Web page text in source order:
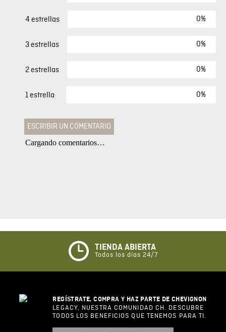
4 estrellas 0%
3 estrellas 0%
2 estrellas 0%
1 estrella 0%
ESCRIBIR UN COMENTARIO
Califique el producto de 1 a 5 estrellas
★☆ ☆
Su nombre
Correo electrónico
Cargando comentarios…
TIENDA ABIERTA
Todos los días 24/7
REGÍSTRATE, COMPRA Y HAZ PARTE DE CHEVIGNON
LEGACY, NUESTRA COMUNIDAD CH. DESCUBRE
TODOS LOS BENEFICIOS QUE TENEMOS PARA TI.